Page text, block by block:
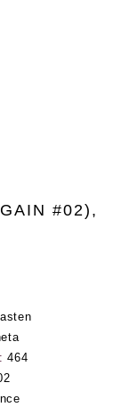
#02),
: 464